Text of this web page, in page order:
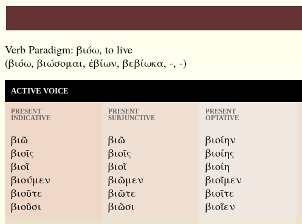
Verb Paradigm: βιόω, to live
(βιόω, βιώσομαι, ἐβίων, βεβίωκα, -, -)
ACTIVE VOICE
PRESENT
INDICATIVE
βιῶ
βιοῖς
βιοῖ
βιούμεν
βιοῦτε
βιοῦσι
PRESENT
SUBJUNCTIVE
βιῶ
βιοῖς
βιοῖ
βιῶμεν
βιῶτε
βιῶσι
PRESENT
OPTATIVE
βιοίην
βιοίης
βιοίη
βιοῖμεν
βιοῖτε
βιοῖεν